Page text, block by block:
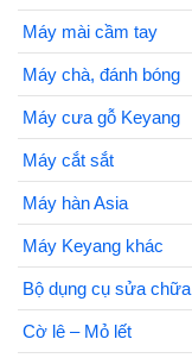
Máy mài cầm tay
Máy chà, đánh bóng
Máy cưa gỗ Keyang
Máy cắt sắt
Máy hàn Asia
Máy Keyang khác
Bộ dụng cụ sửa chữa
Cờ lê – Mỏ lết